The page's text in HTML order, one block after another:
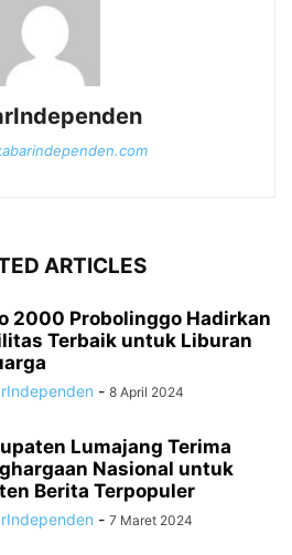
ARTICLES
2000 Probolinggo Hadirkan
Terbaik untuk Liburan
- 8 April 2024
Lumajang Terima
Nasional untuk
Berita Terpopuler
- 7 Maret 2024